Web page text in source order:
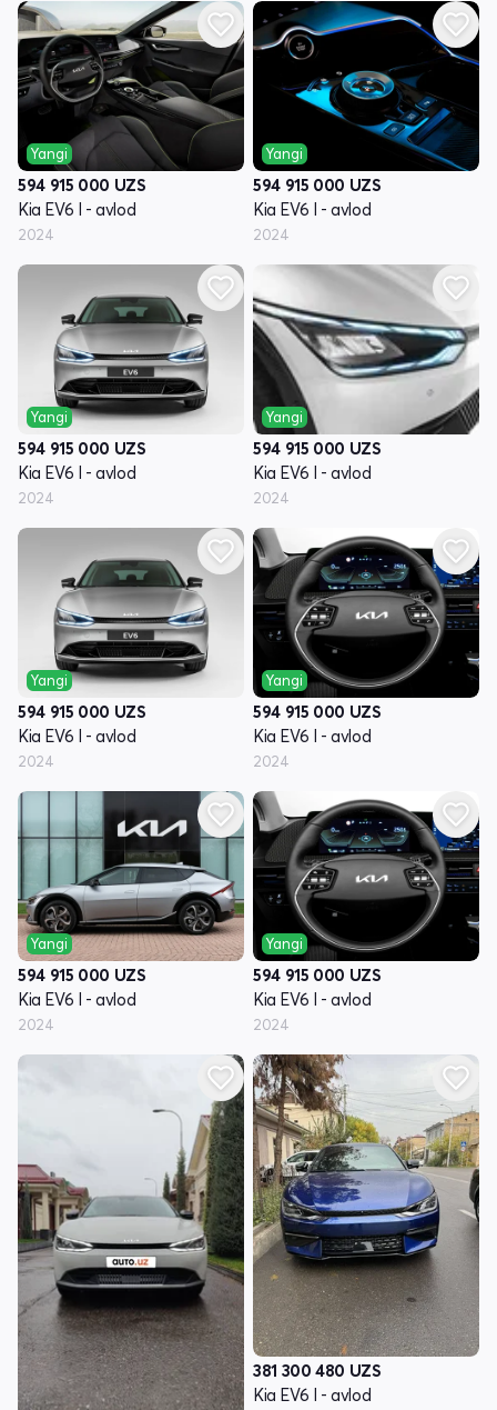
Yangi
594 915 000 UZS
Kia EV6 I - avlod
2024
Yangi
594 915 000 UZS
Kia EV6 I - avlod
2024
Yangi
594 915 000 UZS
Kia EV6 I - avlod
2024
Yangi
594 915 000 UZS
Kia EV6 I - avlod
2024
Yangi
594 915 000 UZS
Kia EV6 I - avlod
2024
Yangi
594 915 000 UZS
Kia EV6 I - avlod
2024
Yangi
594 915 000 UZS
Kia EV6 I - avlod
2024
Yangi
594 915 000 UZS
Kia EV6 I - avlod
2024
381 300 480 UZS
Kia EV6 I - avlod